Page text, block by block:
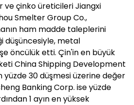
ve çinko üreticileri Jiangxi
Smelter Group Co.,
ham madde taleplerini
düşüncesiyle, metal
öncülük etti. Çin'in en büyük
China Shipping Development
yüzde 30 düşmesi üzerine değer
Banking Corp. ise yüzde
1 ayın en yüksek